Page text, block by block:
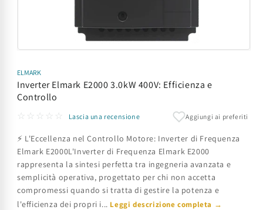
multimediali
1
in
finestra
ELMARK
Inverter Elmark E2000 3.0kW 400V: Efficienza e
Controllo
☆☆☆☆☆
Lascia una recensione Aggiungi ai preferiti
⚡ L'Eccellenza nel Controllo Motore: Inverter di Frequenza
Elmark E2000L'Inverter di Frequenza Elmark E2000
rappresenta la sintesi perfetta tra ingegneria avanzata e
semplicità operativa, progettato per chi non accetta
compromessi quando si tratta di gestire la potenza e
l'efficienza dei propri i... Leggi descrizione completa →